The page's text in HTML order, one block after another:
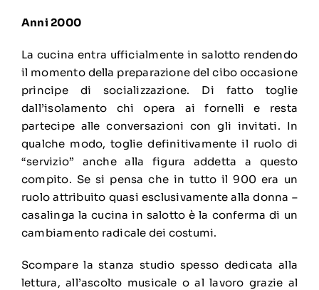
Anni 2000
La cucina entra ufficialmente in salotto rendendo
il momento della preparazione del cibo occasione
principe di socializzazione. Di fatto toglie
dall’isolamento chi opera ai fornelli e resta
partecipe alle conversazioni con gli invitati. In
qualche modo, toglie definitivamente il ruolo di
“servizio” anche alla figura addetta a questo
compito. Se si pensa che in tutto il 900 era un
ruolo attribuito quasi esclusivamente alla donna –
casalinga la cucina in salotto è la conferma di un
cambiamento radicale dei costumi.
Scompare la stanza studio spesso dedicata alla
lettura, all’ascolto musicale o al lavoro grazie al